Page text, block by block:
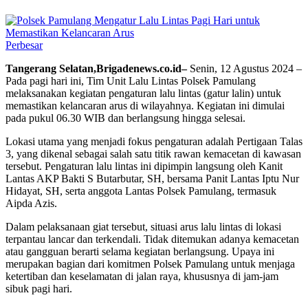
Perbesar
Tangerang Selatan,Brigadenews.co.id–Senin, 12 Agustus 2024 –
Pada pagi hari ini, Tim Unit Lalu Lintas Polsek Pamulang
melaksanakan kegiatan pengaturan lalu lintas (gatur lalin) untuk
memastikan kelancaran arus di wilayahnya. Kegiatan ini dimulai
pada pukul 06.30 WIB dan berlangsung hingga selesai.
Lokasi utama yang menjadi fokus pengaturan adalah Pertigaan Talas
3, yang dikenal sebagai salah satu titik rawan kemacetan di kawasan
tersebut. Pengaturan lalu lintas ini dipimpin langsung oleh Kanit
Lantas AKP Bakti S Butarbutar, SH, bersama Panit Lantas Iptu Nur
Hidayat, SH, serta anggota Lantas Polsek Pamulang, termasuk
Aipda Azis.
Dalam pelaksanaan giat tersebut, situasi arus lalu lintas di lokasi
terpantau lancar dan terkendali. Tidak ditemukan adanya kemacetan
atau gangguan berarti selama kegiatan berlangsung. Upaya ini
merupakan bagian dari komitmen Polsek Pamulang untuk menjaga
ketertiban dan keselamatan di jalan raya, khususnya di jam-jam
sibuk pagi hari.